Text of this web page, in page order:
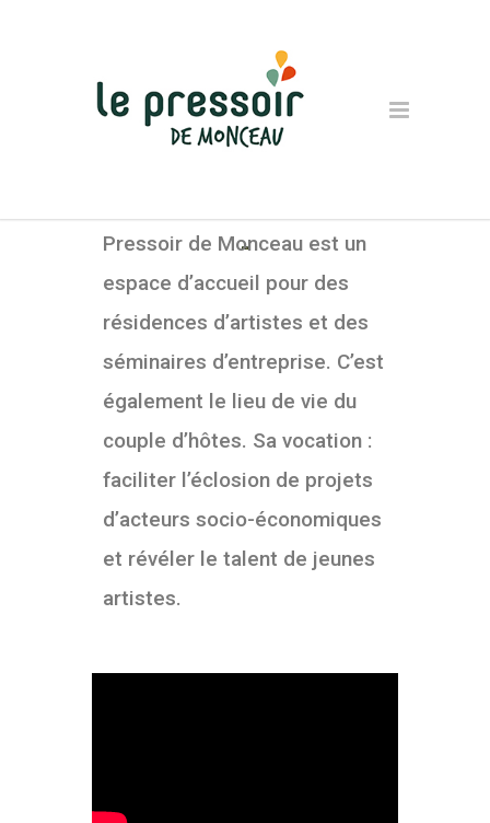
Pressoir de Monceau est un
espace d’accueil pour des
résidences d’artistes et des
séminaires d’entreprise. C’est
également le lieu de vie du
couple d’hôtes. Sa vocation :
faciliter l’éclosion de projets
d’acteurs socio-économiques
et révéler le talent de jeunes
artistes.